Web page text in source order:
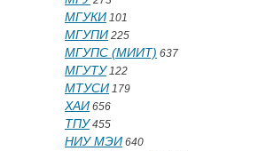
МГУКИ 101
МГУПИ 225
МГУПС (МИИТ) 637
МГУТУ122
МТУСИ 179
ХАИ 656
ТПУ455
НИУ МЭИ 640